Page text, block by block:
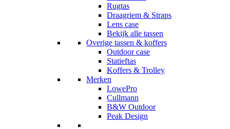
Rugtas
Draagriem & Straps
Lens case
Bekijk alle tassen
Overige tassen & koffers
Outdoor case
Statieftas
Koffers & Trolley
Merken
LowePro
Cullmann
B&W Outdoor
Peak Design